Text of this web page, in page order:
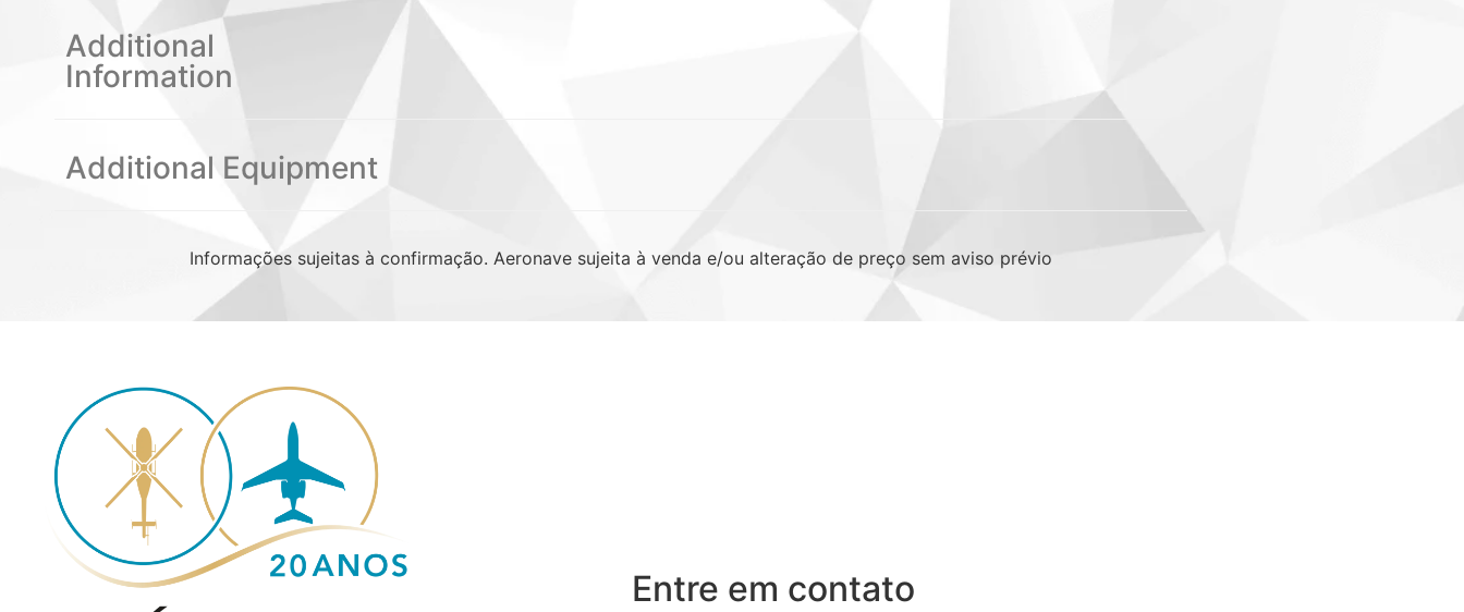
Additional
Information
Additional Equipment
Informações sujeitas à confirmação. Aeronave sujeita à venda e/ou alteração de preço sem aviso prévio
Entre em contato